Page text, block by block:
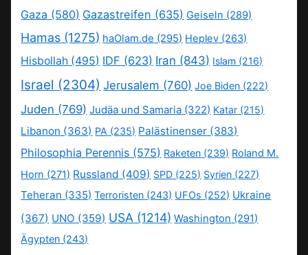
Gaza (580) Gazastreifen (635) Geiseln (289)
Hamas (1275) haOlam.de (295) Heplev (263)
Hisbollah (495) IDF (623) Iran (843) Islam (216)
Israel (2304) Jerusalem (760) Joe Biden (222)
Juden (769) Judäa und Samaria (322) Katar (215)
Libanon (363) PA (235) Palästinenser (383)
Philosophia Perennis (575) Raketen (239) Roland M.
Horn (271) Russland (409) SPD (225) Syrien (227)
Teheran (335) Terroristen (243) UFOs (252) Ukraine
(367) UNO (359) USA (1214) Washington (291)
Ägypten (243)